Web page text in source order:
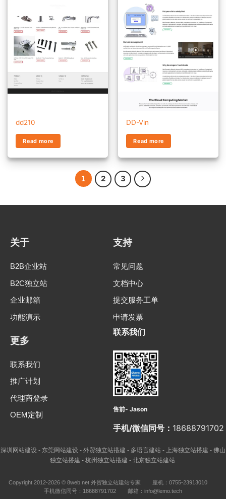
dd210
Read more
DD-Vin
Read more
1 2 3
关于
B2B企业站
B2C独立站
企业邮箱
功能演示
支持
常见问题
文档中心
提交服务工单
申请发票
更多
联系我们
推广计划
代理商登录
OEM定制
联系我们
售前- Jason
手机/微信同号： 18688791702
深圳网站建设 - 东莞网站建设 - 外贸独立站搭建 - 多语言建站 - 上海独立站搭建 - 佛山
独立站搭建 - 杭州独立站搭建 - 北京独立站建站
Copyright 2012-2026 © 8web.net 外贸独立站建站专家
座机：0755-23913010
手机微信同号：18688791702
邮箱：info@lemo.tech